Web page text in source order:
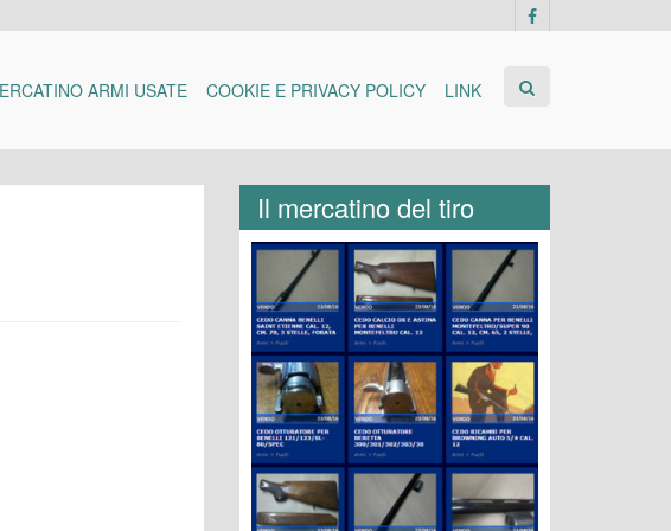
ARMI USATE COOKIE E PRIVACY POLICY LINK
Il mercatino del tiro